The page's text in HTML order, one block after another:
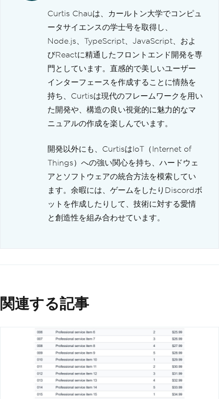
Curtis Chauは、カールトン大学でコンピュ
ータサイエンスの学士号を取得し、
Node.js、TypeScript、JavaScript、およ
びReactに精通したフロントエンド開発を専
門としています。直感的で美しいユーザー
インターフェースを作成することに情熱を
持ち、Curtisは現代のフレームワークを用い
た開発や、構造の良い視覚的に魅力的なマ
ニュアルの作成を楽しんでいます。
開発以外にも、CurtisはIoT（Internet of
Things）への強い関心を持ち、ハードウェ
アとソフトウェアの統合方法を模索してい
ます。余暇には、ゲームをしたりDiscordボ
ットを作成したりして、技術に対する愛情
と創造性を組み合わせています。
関連する記事